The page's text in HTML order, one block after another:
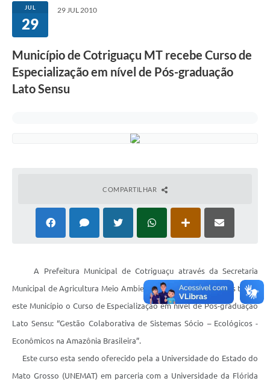
Notícias
Secretarias
Imprensa
Arquivos para Download
Projetos
Contas Públicas
Editais
JUL
29
29 JUL 2010
Município de Cotriguaçu MT recebe Curso de
Especialização em nível de Pós-graduação
Lato Sensu
COMPARTILHAR
A Prefeitura Municipal de Cotriguaçu através da Secretaria
Municipal de Agricultura Meio Ambiente e Assuntos Fundiários trás a
este Município o Curso de Especialização em nível de Pós-graduação
Lato Sensu: “Gestão Colaborativa de Sistemas Sócio – Ecológicos -
Econômicos na Amazônia Brasileira”.
Este curso esta sendo oferecido pela a Universidade do Estado do
Mato Grosso (UNEMAT) em parceria com a Universidade da Flórida